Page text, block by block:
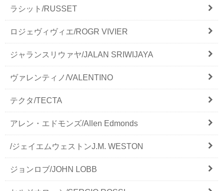
ラシット/RUSSET
ロジェヴィヴィエ/ROGR VIVIER
ジャランスリウァヤ/JALAN SRIWIJAYA
ヴァレンティノ/VALENTINO
テクタ/TECTA
アレン・エドモンズ/Allen Edmonds
/ジェイエムウェストンJ.M. WESTON
ジョンロブ/JOHN LOBB